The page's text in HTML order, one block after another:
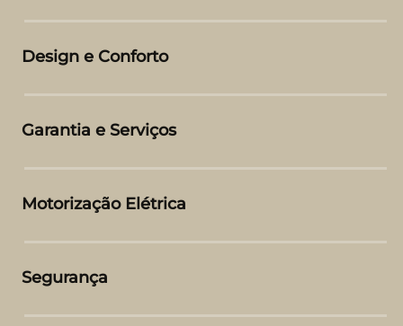
Design e Conforto
Garantia e Serviços
Motorização Elétrica
Segurança